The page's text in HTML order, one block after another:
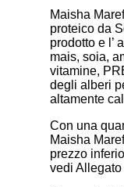
Maisha
proteico da
prodotto e l’
mais, soia,
vitamine,
degli alberi
altamente
Con una
Maisha
prezzo
vedi Allegato